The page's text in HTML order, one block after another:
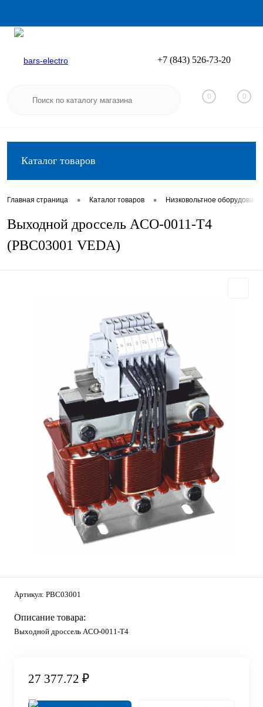
Вход
+7 (843) 526-73-20
0 0
Каталог товаров
Главная страница • Каталог товаров • Низковольтное
Выходной дроссель ACO-0011-T4
(PBC03001 VEDA)
Артикул: PBC03001
Описание товара:
Выходной дроссель ACO-0011-T4
27 377.72 ₽